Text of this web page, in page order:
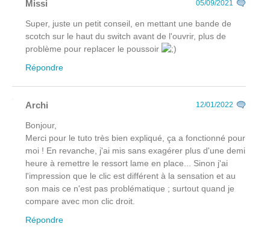
Missi 05/09/2021
Super, juste un petit conseil, en mettant une bande de
scotch sur le haut du switch avant de l'ouvrir, plus de
problème pour replacer le poussoir
Répondre
Archi 12/01/2022
Bonjour,
Merci pour le tuto très bien expliqué, ça a fonctionné pour
moi ! En revanche, j'ai mis sans exagérer plus d'une demi
heure à remettre le ressort lame en place... Sinon j'ai
l'impression que le clic est différent à la sensation et au
son mais ce n'est pas problématique ; surtout quand je
compare avec mon clic droit.
Répondre